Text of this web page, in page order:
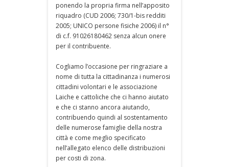
ponendo la propria firma nell’apposito
riquadro (CUD 2006; 730/1-bis redditi
2005; UNICO persone fisiche 2006) il n°
di c.f. 91026180462 senza alcun onere
per il contribuente.
Cogliamo l’occasione per ringraziare a
nome di tutta la cittadinanza i numerosi
cittadini volontari e le associazione
Laiche e cattoliche che ci hanno aiutato
e che ci stanno ancora aiutando,
contribuendo quindi al sostentamento
delle numerose famiglie della nostra
città e come meglio specificato
nell’allegato elenco delle distribuzioni
per costi di zona.